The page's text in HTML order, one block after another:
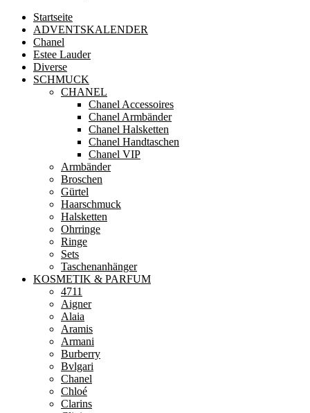
Startseite
ADVENTSKALENDER
Chanel
Estee Lauder
Diverse
SCHMUCK
CHANEL
Chanel Accessoires
Chanel Armbänder
Chanel Halsketten
Chanel Handtaschen
Chanel VIP
Armbänder
Broschen
Gürtel
Haarschmuck
Halsketten
Ohrringe
Ringe
Sets
Taschenanhänger
KOSMETIK & PARFUM
4711
Aigner
Alaia
Aramis
Armani
Burberry
Bvlgari
Chanel
Chloé
Clarins